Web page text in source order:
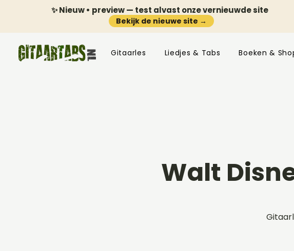
✨ Nieuw • preview — test alvast onze vernieuwde site
Bekijk de nieuwe site →
Gitaarles Liedjes & Tabs Boeken &
Walt